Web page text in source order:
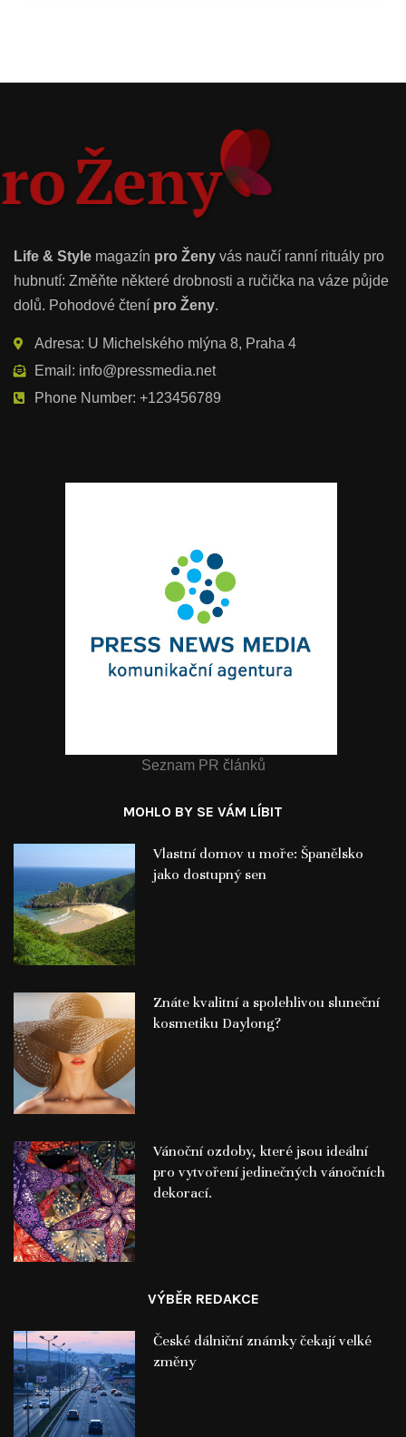
Life & Style magazín pro Ženy vás naučí ranní rituály pro
hubnutí: Změňte některé drobnosti a ručička na váze půjde
dolů. Pohodové čtení pro Ženy.
Adresa: U Michelského mlýna 8, Praha 4
Email: info@pressmedia.net
Phone Number: +123456789
Seznam PR článků
MOHLO BY SE VÁM LÍBIT
Vlastní domov u moře: Španělsko
jako dostupný sen
Znáte kvalitní a spolehlivou sluneční
kosmetiku Daylong?
Vánoční ozdoby, které jsou ideální
pro vytvoření jedinečných vánočních
dekorací.
VÝBĚR REDAKCE
České dálniční známky čekají velké
změny